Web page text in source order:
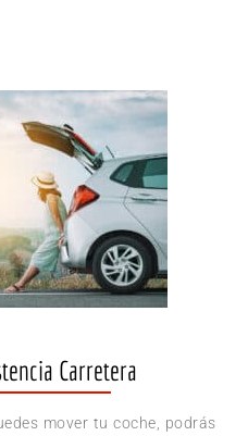
Carretera
mover tu coche, podrás